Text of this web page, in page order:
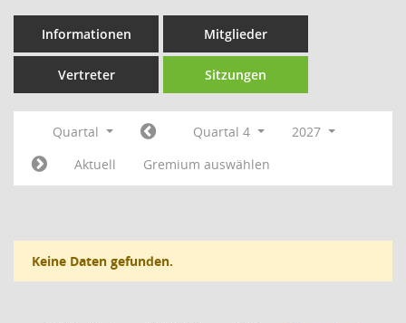
Informationen Mitglieder
Vertreter Sitzungen
Quartal Quartal 4
2027
Aktuell
Gremium auswählen
Keine Daten gefunden.